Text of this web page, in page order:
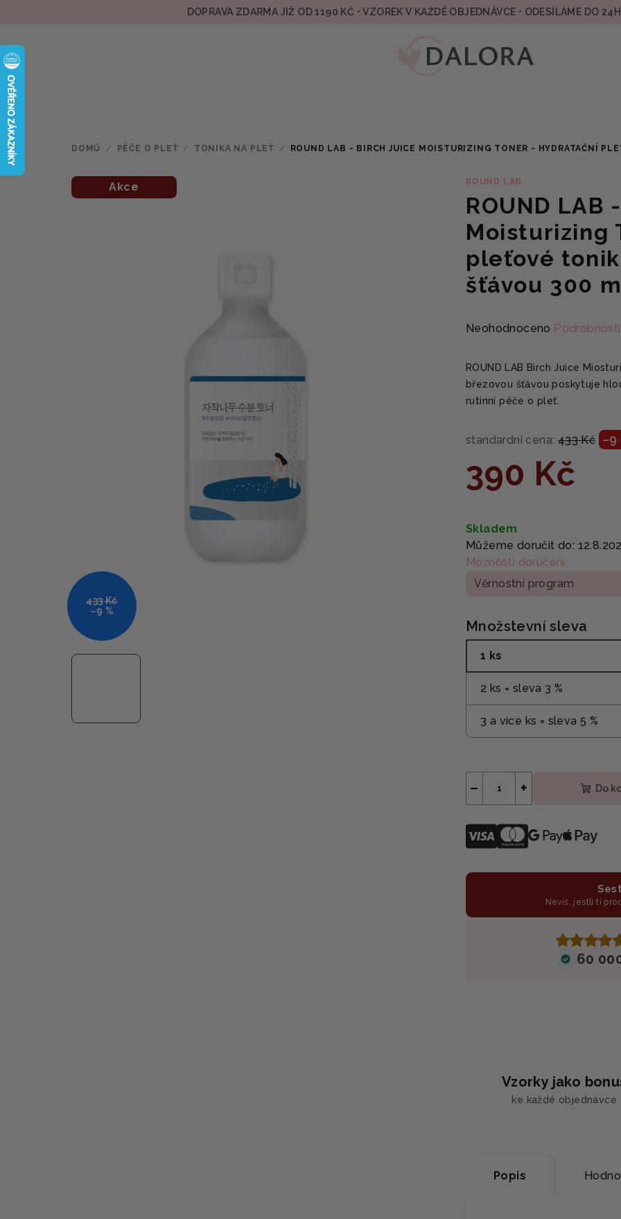
DOPRAVA ZDARMA JIŽ OD 1190 KČ • VZOREK V KAŽDÉ OBJEDNÁVCE • ODESÍLÁME DO
DOMŮ / PÉČE O PLEŤ / TONIKA NA PLEŤ / ROUND LAB - BIRCH JUICE MOISTURIZING TONER - HYDRATAČNÍ
ROUND LAB
ROUND LAB
Moisturizing
pleťové
šťávou 300
Průměrné
produktu
je
0,0
hvězdiček.
Neohodnoceno
ROUND LAB Birch Juice
březovou šťávou poskytuje
rutinní péče o pleť.
standardní cena: 433 Kč –9
390 Kč
cena:
Skladem
Můžeme doručit do:
Možnosti doručení
Věrnostní program
Množstevní sleva
1 ks
2 ks = sleva 3 %
3 a více ks = sleva 5 %
+
− Do
Nevíš, jestli ti
60
Akce
433 Kč
–9 %
Vzorky jako
ke každé objednávce
Popis